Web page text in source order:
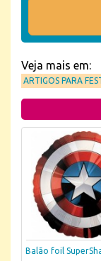
Veja mais em:
ARTIGOS PARA
Balão foil